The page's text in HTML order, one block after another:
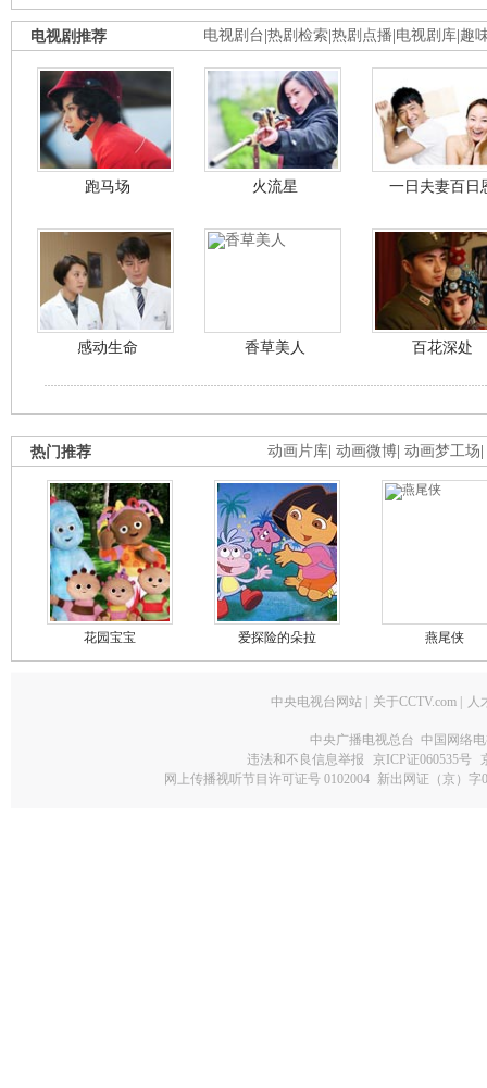
电视剧台 热剧检索 热剧点播 电视剧库 趣
电视剧推荐
跑马场 火流星 一日夫妻百日
感动生命 香草美人 百花深处
动画片库 动画微博 动画梦工场
热门推荐
花园宝宝 爱探险的朵拉 燕尾侠
中央电视台网站 关于CCTV.com 人
中央广播电视总台 中国网络
违法和不良信息举报
京ICP证060535号
网上传播视听节目许可证号 0102004 新出网证（京）